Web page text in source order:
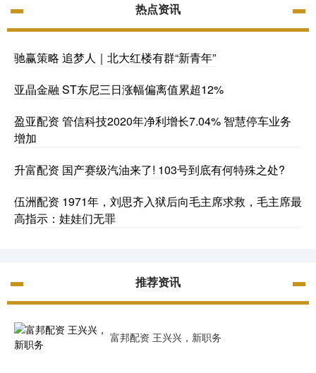
热点资讯
驰赢策略 追梦人｜北大红楼有群“新青年”
亚晶金融 ST东尼三日涨幅偏离值累超12%
盈亚配资 管信科技2020年净利增长7.04% 智慧停车业务
增加
升富配资 国产赛级汽油来了! 103号到底有何特殊之处?
伍洲配资 1971年，刘思齐入狱后向毛主席求救，毛主席最
高指示：娃娃们无罪
推荐资讯
富邦配资 王兴兴，新职务